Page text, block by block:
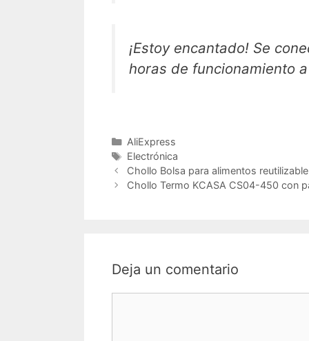
¡Estoy encantado! Se
horas de funcionamiento
Categorías
AliExpress
Etiquetas
Electrónica
Chollo Bolsa para alimentos
Chollo Termo KCASA CS04-450 con
Deja un comentario